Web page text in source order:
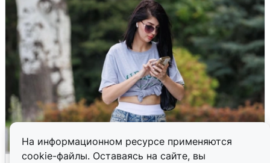
На информационном ресурсе применяются
cookie-файлы. Оставаясь на сайте, вы